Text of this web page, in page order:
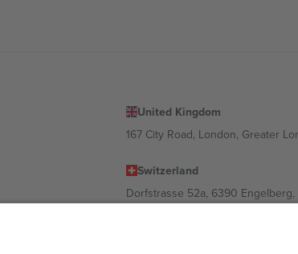
United Kingdom
167 City Road, London, Greater
Switzerland
Dorfstrasse 52a, 6390